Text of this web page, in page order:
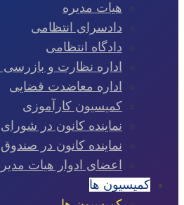
هیات مدیره
دادسرای انتظامی
دادگاه انتظامی
اداره نظارت و بازرسی
اداره معاضدت قضایی
کمیسیون کارآموزی
نماینده کانون در
نماینده کانون در
اعضای ادوار هیات
کمیسیون ها